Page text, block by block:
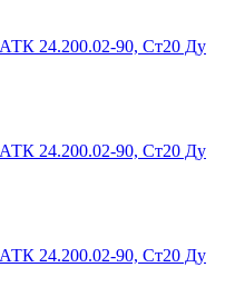
АТК 24.200.02-90, Ст20 Ду
АТК 24.200.02-90, Ст20 Ду
АТК 24.200.02-90, Ст20 Ду